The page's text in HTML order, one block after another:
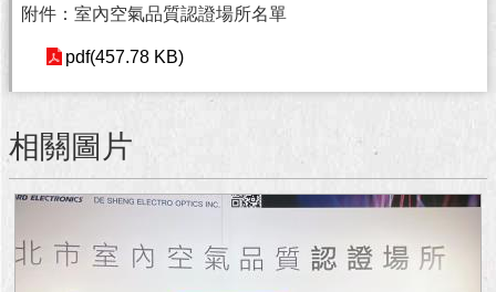
澄
雙
詞
彙
北
通
附件：室內空氣品質認證場所名單
pdf(457.78 KB)
相關圖片